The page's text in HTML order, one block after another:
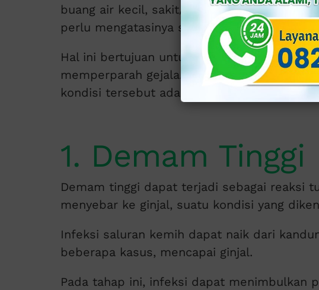
buang air kecil, sakit/terbakar saat
perlu mengatasinya segera.
Hal ini bertujuan untuk mencegah
memperparah gejala. Jika infeksi saluran
kondisi tersebut adalah sebagai berikut.
1. Demam Tinggi
Demam tinggi dapat terjadi sebagai reaksi
menyebar ke ginjal, suatu kondisi yang
Infeksi saluran kemih dapat naik dari
beberapa kasus, mencapai ginjal.
Pada tahap ini, infeksi dapat menimbulkan